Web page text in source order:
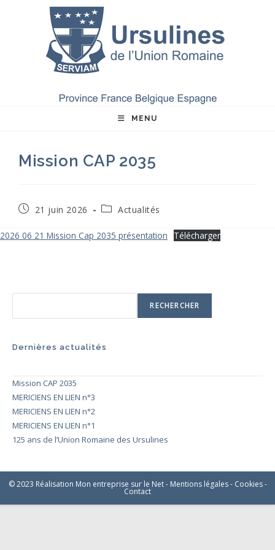
MENU
Mission CAP 2035
Publication
21 juin 2026
PostActualités
2026 06 21 Mission Cap 2035 présentation Télécharger
RECHERCHER
Dernières actualités
Mission CAP 2035
MERICIENS EN LIEN n°3
MERICIENS EN LIEN n°2
MERICIENS EN LIEN n°1
125 ans de l’Union Romaine des Ursulines
© 2023 Réalisation Mon entreprise sur le Net - Mentions légales- Cookies-
Contact